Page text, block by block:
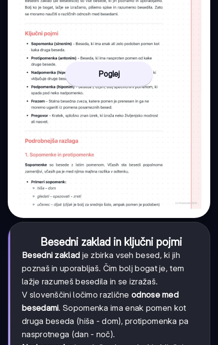
Poglej
Besedni zaklad in ključni pojmi
Besedni zaklad je zbirka vseh besed, ki jih
poznaš in uporabljaš. Čim bolj bogat je, tem
lažje razumeš besedila in se izražaš.
V slovenščini ločimo različne odnose med
besedami. Sopomenka ima enak pomen kot
druga beseda (hiša - dom), protipomenka pa
nasprotnega (dan - noč).